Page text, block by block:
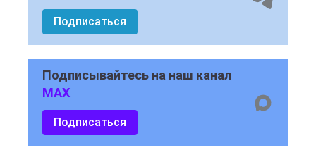
Подписаться
Подписывайтесь на наш канал
MAX
Подписаться